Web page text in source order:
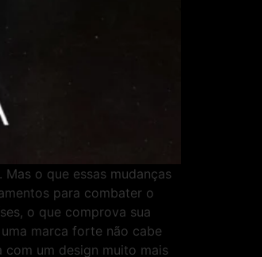
o que essas mudanças
para combater o
o que comprova sua
marca forte não cabe
um design muito mais